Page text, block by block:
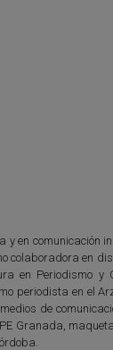
y en comunicación
colaboradora en
en Periodismo y
periodista en el
de
Granada,